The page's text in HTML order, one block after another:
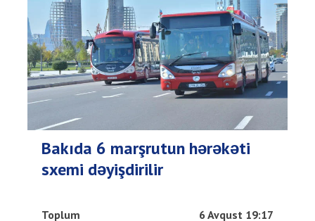
Bakıda 6 marşrutun hərəkəti
sxemi dəyişdirilir
Toplum 6 Avqust 19:17